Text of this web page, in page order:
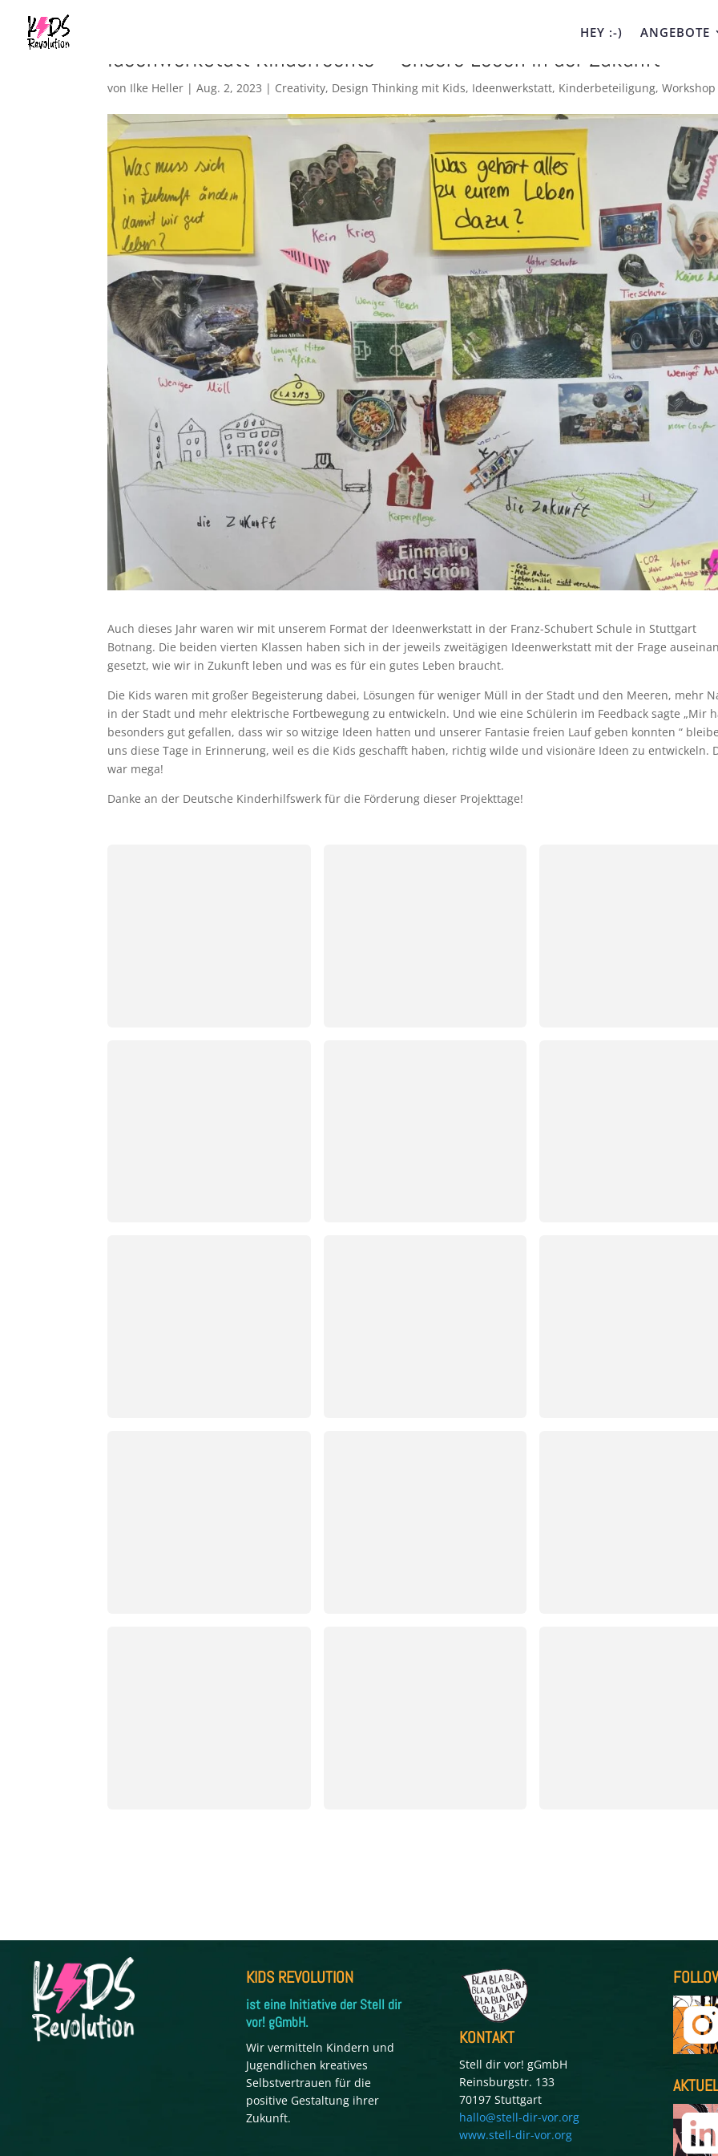
HEY :-) ANGEBOTE
Ideenwerkstatt Kinderrechte – Unsere Leben in der Zukunft
von Ilke Heller |Aug. 2, 2023 | Creativity, Design Thinking mit Kids, Ideenwerkstatt, Kinderbeteiligung,Workshop
Auch dieses Jahr waren wir mit unserem Format der Ideenwerkstatt in der Franz-Schubert Schule in Stuttgart
Botnang. Die beiden vierten Klassen haben sich in der jeweils zweitägigen Ideenwerkstatt mit der Frage
gesetzt, wie wir in Zukunft leben und was es für ein gutes Leben braucht.
Die Kids waren mit großer Begeisterung dabei, Lösungen für weniger Müll in der Stadt und den Meeren, mehr
in der Stadt und mehr elektrische Fortbewegung zu entwickeln. Und wie eine Schülerin im Feedback sagte „Mir
besonders gut gefallen, dass wir so witzige Ideen hatten und unserer Fantasie freien Lauf geben konnten “
uns diese Tage in Erinnerung, weil es die Kids geschafft haben, richtig wilde und visionäre Ideen zu entwickeln.
war mega!
Danke an der Deutsche Kinderhilfswerk für die Förderung dieser Projekttage!
KIDS REVOLUTION
ist eine Initiative der Stell dir
vor! gGmbH.
Wir vermitteln Kindern und
Jugendlichen kreatives
Selbstvertrauen für die
positive Gestaltung ihrer
Zukunft.
KONTAKT
Stell dir vor! gGmbH
Reinsburgstr. 133
70197 Stuttgart
hallo@stell-dir-vor.org
www.stell-dir-vor.org